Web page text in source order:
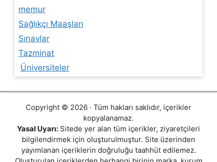
memur
Sağlıkçı Maaşları
Sınavlar
Tazminat
Üniversiteler
Copyright © 2026 · Tüm hakları saklıdır, içerikler
kopyalanamaz.
Yasal Uyarı: Sitede yer alan tüm içerikler, ziyaretçileri
bilgilendirmek için oluşturulmuştur. Site üzerinden
yayımlanan içeriklerin doğruluğu taahhüt edilemez.